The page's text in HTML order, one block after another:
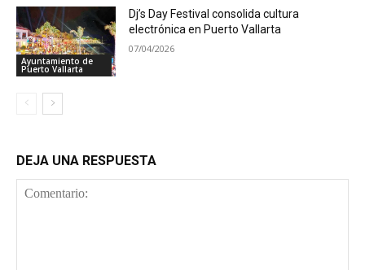
Ayuntamiento de
Puerto Vallarta
Dj’s Day Festival consolida cultura
electrónica en Puerto Vallarta
07/04/2026
DEJA UNA RESPUESTA